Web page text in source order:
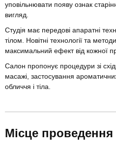
уповільнювати появу ознак
вигляд.
Студія має передові апаратні
тілом. Новітні технології та
максимальний ефект від кожної
Салон пропонує процедури зі
масажі, застосування
обличчя і тіла.
Місце проведення